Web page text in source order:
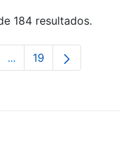
184 resultados.
...Páginas intermedias
Página
19